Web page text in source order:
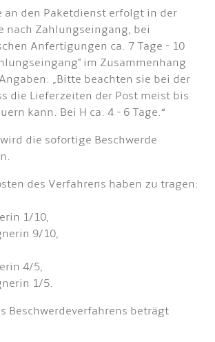
an den Paketdienst erfolgt in der
nach Zahlungseingang, bei
Anfertigungen ca. 7 Tage - 10
im Zusammenhang
„Bitte beachten sie bei der
die Lieferzeiten der Post meist bis
kann. Bei H ca. 4 - 6 Tage.“
die sofortige Beschwerde
des Verfahrens haben zu tragen:
1/10,
9/10,
4/5,
1/5.
Beschwerdeverfahrens beträgt